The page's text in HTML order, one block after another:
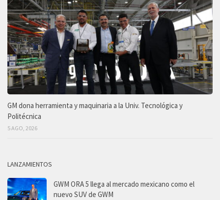
GM dona herramienta y maquinaria a la Univ. Tecnológica y
Politécnica
5 AGO, 2026
LANZAMIENTOS
GWM ORA 5 llega al mercado mexicano como el
nuevo SUV de GWM